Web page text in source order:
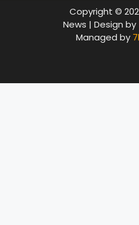
Copyright ©
News | Design by
Managed by